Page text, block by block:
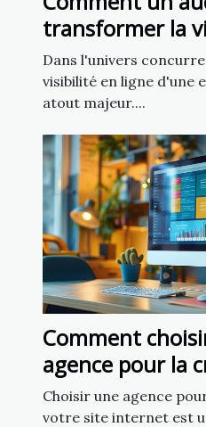
transformer la
de votre
Dans l'univers
visibilité en ligne d'une
atout majeur....
Comment
agence pour la
votre site
Choisir une agence
votre site internet est